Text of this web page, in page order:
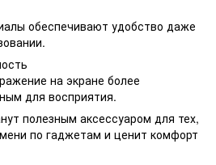
обеспечивают удобство даже
на экране более
для восприятия.
полезным аксессуаром для тех,
по гаджетам и ценит комфорт